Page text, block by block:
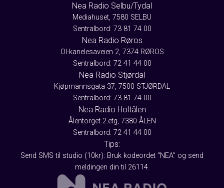
Nea Radio Selbu/Tydal
Mediahuset, 7580 SELBU
Sentralbord: 73 81 74 00
Nea Radio Røros
Ol-kanelesaveien 2, 7374 RØROS
Sentralbord: 72 41 44 00
Nea Radio Stjørdal
Kjøpmannsgata 37, 7500 STJØRDAL
Sentralbord: 73 81 74 00
Nea Radio Holtålen
Ålentorget 2.etg, 7380 ÅLEN
Sentralbord: 72 41 44 00
Tips:
Send SMS til studio (10kr): Bruk kodeordet "NEA" og send
meldingen din til 26114.